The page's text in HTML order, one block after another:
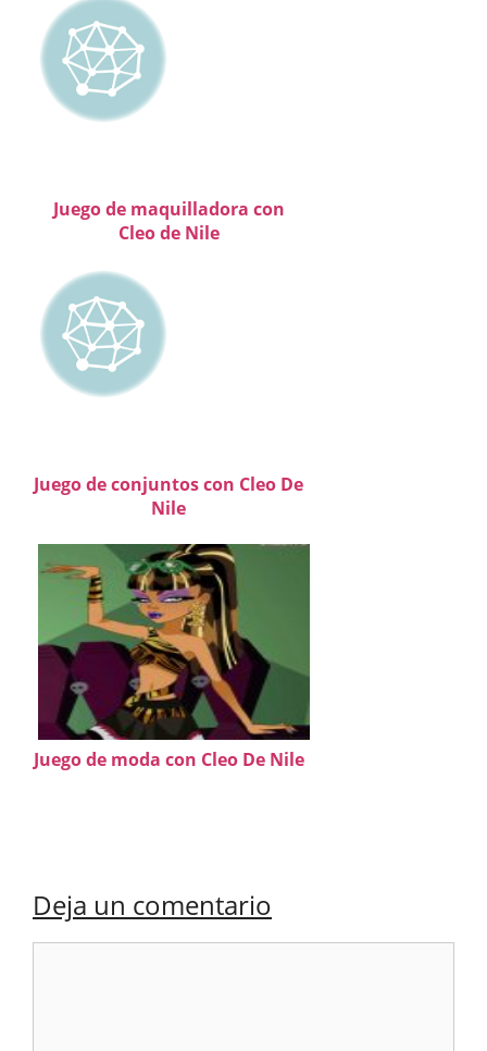
Juego de maquilladora con
Cleo de Nile
Juego de conjuntos con Cleo De
Nile
Juego de moda con Cleo De Nile
Deja un comentario